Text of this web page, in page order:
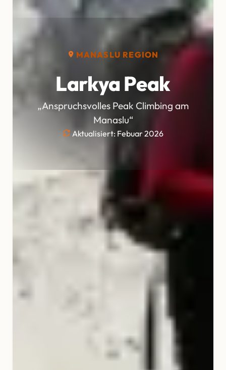
MANASLU REGION
Larkya Peak
„Anspruchsvolles Peak Climbing am
Manaslu“
Aktualisiert: Febuar 2026